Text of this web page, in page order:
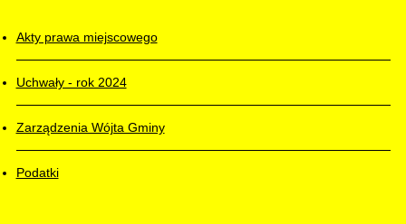
Akty prawa miejscowego
Uchwały - rok 2024
Zarządzenia Wójta Gminy
Podatki